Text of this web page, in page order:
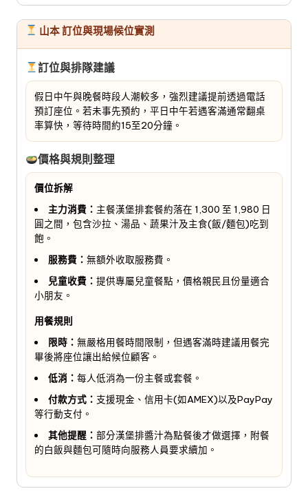
山本 訂位與現場候位實測
訂位與排隊建議
假日中午與晚餐時段人潮較多，強烈建議提前透過電話
預訂座位。若未事先預約，平日中午若遇客滿通常翻桌
率算快，等待時間約15至20分鐘。
價格與規則整理
價位拆解
主力消費： 主餐漢堡排套餐約落在 1,300 至 1,980 日
圓之間，包含沙拉、湯品、蔬果汁及主食(飯/麵包)吃到
飽。
服務費： 無額外收取服務費。
兒童收費： 提供專屬兒童餐點，價格親民且份量適合
小朋友。
用餐規則
限時： 無嚴格用餐時間限制，但遇客滿時建議用餐完
畢後將座位讓出給候位顧客。
低消： 每人低消為一份主餐或套餐。
付款方式： 支援現金、信用卡(如AMEX)以及PayPay
等行動支付。
其他提醒： 部分漢堡排醬汁為點餐後才做選擇，附餐
的白飯與麵包可隨時向服務人員要求續加。